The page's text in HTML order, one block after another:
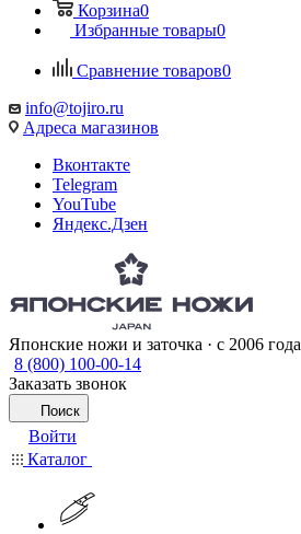
Корзина0
Избранные товары0
Сравнение товаров0
info@tojiro.ru
Адреса магазинов
Вконтакте
Telegram
YouTube
Яндекс.Дзен
Японские ножи и заточка · с 2006 года
8 (800) 100-00-14
Заказать звонок
Поиск
Войти
Каталог